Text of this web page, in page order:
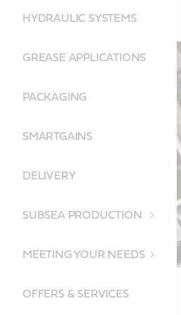
HYDRAULIC SYSTEMS
GREASE APPLICATIONS
PACKAGING
SMARTGAINS
DELIVERY
SUBSEA PRODUCTION
MEETING YOUR NEEDS
OFFERS & SERVICES